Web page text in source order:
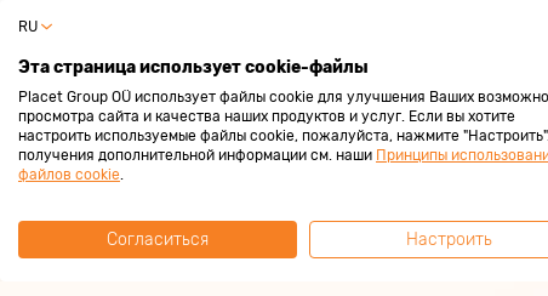
За покупками с
Зарабатывай всегда 2%
RU
Эта страница использует cookie-файлы
Placet Group OÜ использует файлы cookie для улучшения Ваших
просмотра сайта и качества наших продуктов и услуг. Если вы хотите
настроить используемые файлы cookie, пожалуйста, нажмите
получения дополнительной информации см. наши Принципы
файлов cookie.
Согласиться Настроить